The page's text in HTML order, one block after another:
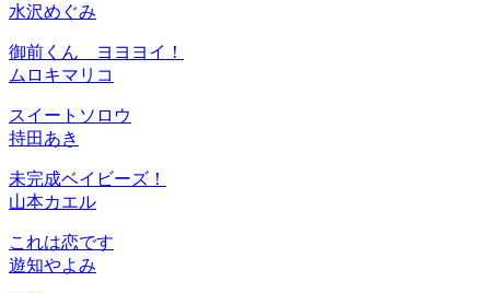
水沢めぐみ
御前くん ヨヨヨイ！
ムロキマリコ
スイートソロウ
持田あき
未完成ベイビーズ！
山本カエル
これは恋です
遊知やよみ